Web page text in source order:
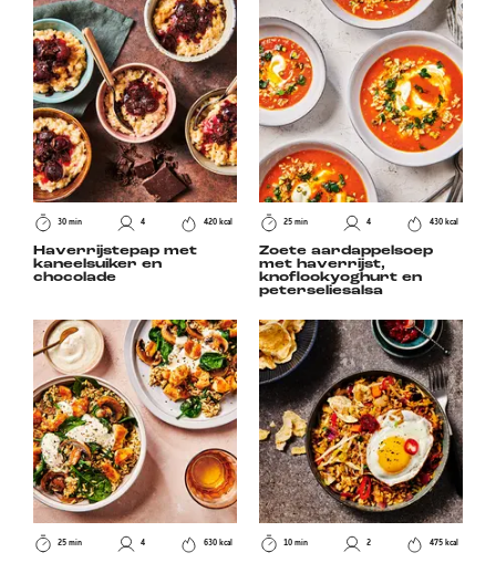
30 min 4 420 kcal
Haverrijstepap met
kaneelsuiker en
chocolade
25 min 4 430 kcal
Zoete aardappelsoep
met haverrijst,
knoflookyoghurt en
peterseliesalsa
25 min 4 630 kcal 10 min 2 475 kcal